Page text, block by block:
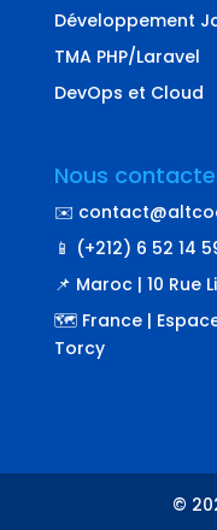
Développement
TMA PHP/Laravel
DevOps et Cloud
Nous
✉️
📱 (+212) 6 52 14
📌 Maroc | 10 Rue
🗺️ France | Espace
Torcy
©